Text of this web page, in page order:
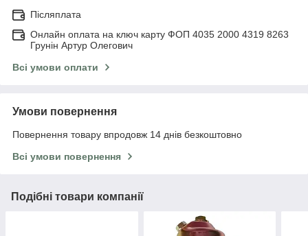
Післяплата
Онлайн оплата на ключ карту ФОП 4035 2000 4319 8263
Грунін Артур Олегович
Всі умови оплати
Умови повернення
Повернення товару впродовж 14 днів безкоштовно
Всі умови повернення
Подібні товари компанії